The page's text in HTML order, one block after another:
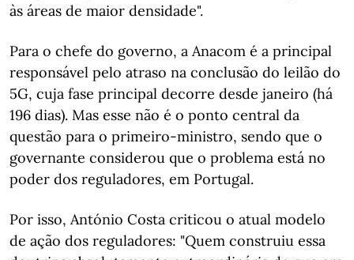
às áreas de maior densidade".
Para o chefe do governo, a Anacom é a principal
responsável pelo atraso na conclusão do leilão do
5G, cuja fase principal decorre desde janeiro (há
196 dias). Mas esse não é o ponto central da
questão para o primeiro-ministro, sendo que o
governante considerou que o problema está no
poder dos reguladores, em Portugal.
Por isso, António Costa criticou o atual modelo
de ação dos reguladores: "Quem construiu essa